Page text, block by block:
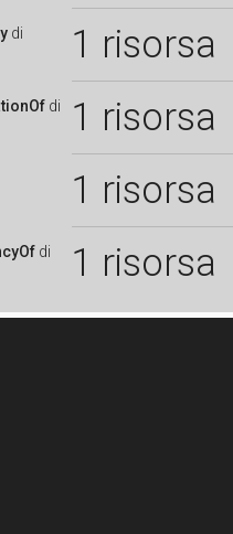
di 1 risorsa
di 1 risorsa
1 risorsa
di 1 risorsa